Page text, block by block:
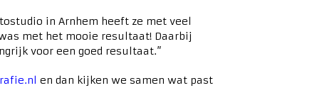
in Arnhem heeft ze met veel
met het mooie resultaat! Daarbij
voor een goed resultaat.”
en dan kijken we samen wat past